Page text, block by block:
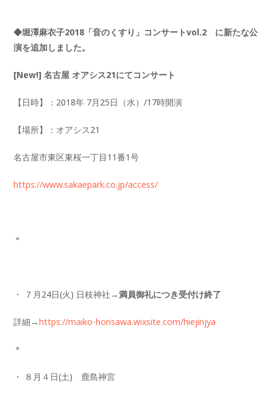
◆堀澤麻衣子2018「音のくすり」コンサートvol.2 に新たな公
演を追加しました。
[New!] 名古屋 オアシス21にてコンサート
【日時】：2018年 7月25日（水）/17時開演
【場所】：オアシス21
名古屋市東区東桜一丁目11番1号
https://www.sakaepark.co.jp/access/
＊
・ ７月24日(火) 日枝神社→満員御礼につき受付け終了
詳細→https://maiko-horisawa.wixsite.com/hiejinjya
＊
・ ８月４日(土) 鹿島神宮